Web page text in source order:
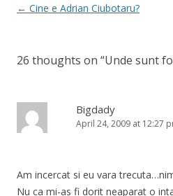
Post
← Cine e Adrian Ciubotaru?
26 thoughts on “Unde sunt
Bigdady
April 24, 2009 at 12:27
Am incercat si eu vara
Nu ca mi-as fi dorit neaparat o